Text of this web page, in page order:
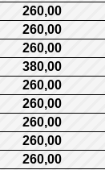
260,00
260,00
260,00
380,00
260,00
260,00
260,00
260,00
260,00